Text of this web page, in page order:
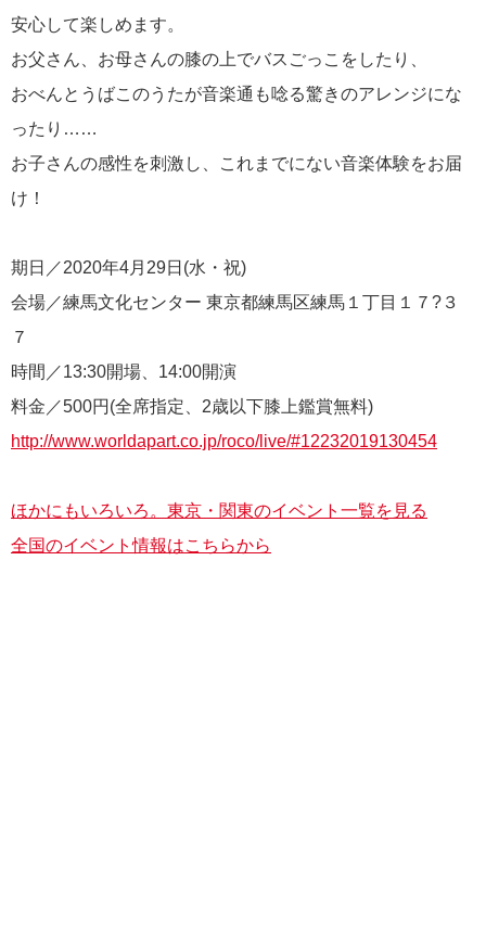
安心して楽しめます。
お父さん、お母さんの膝の上でバスごっこをしたり、
おべんとうばこのうたが音楽通も唸る驚きのアレンジにな
ったり……
お子さんの感性を刺激し、これまでにない音楽体験をお届
け！
期日／2020年4月29日(水・祝)
会場／練馬文化センター 東京都練馬区練馬１丁目１７?３
７
時間／13:30開場、14:00開演
料金／500円(全席指定、2歳以下膝上鑑賞無料)
http://www.worldapart.co.jp/roco/live/#12232019130454
ほかにもいろいろ。東京・関東のイベント一覧を見る
全国のイベント情報はこちらから